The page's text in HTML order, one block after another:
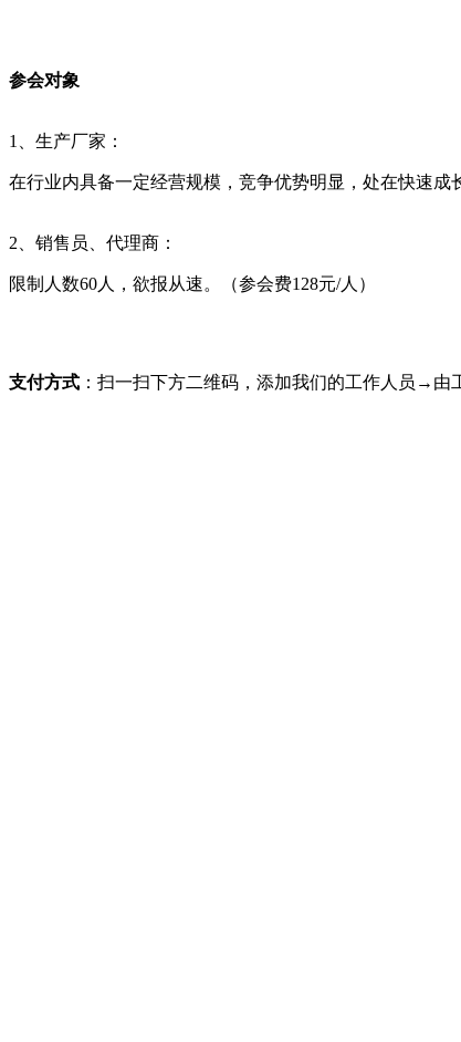
参会对象
1、生产厂家：
在行业内具备一定经营规模，竞争优势明显，处在快速成
2、销售员、代理商：
限制人数60人，欲报从速。（参会费128元/人）
支付方式 ：扫一扫下方二维码，添加我们的工作人员→